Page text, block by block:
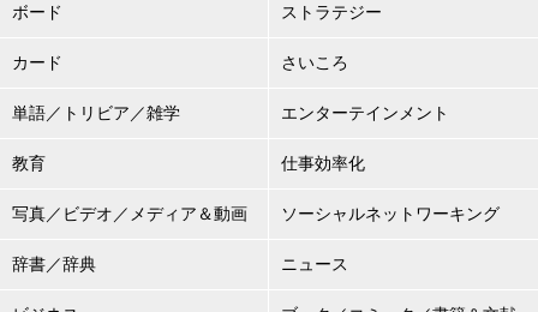
ボード ストラテジー
カード さいころ
単語／トリビア／雑学 エンターテインメント
教育 仕事効率化
写真／ビデオ／メディア＆動画 ソーシャルネットワーキング
辞書／辞典 ニュース